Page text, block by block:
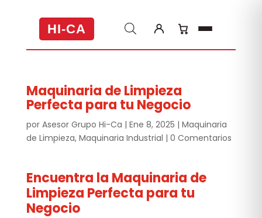
HI-CA
Maquinaria de Limpieza
Perfecta para tu Negocio
por Asesor Grupo Hi-Ca | Ene 8, 2025 | Maquinaria
de Limpieza, Maquinaria Industrial | 0 Comentarios
Encuentra la Maquinaria de
Limpieza Perfecta para tu
Negocio